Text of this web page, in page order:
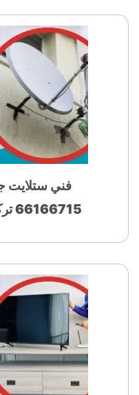
فني ستلايت
66166715 تركيب وصيانة 24 ساعة